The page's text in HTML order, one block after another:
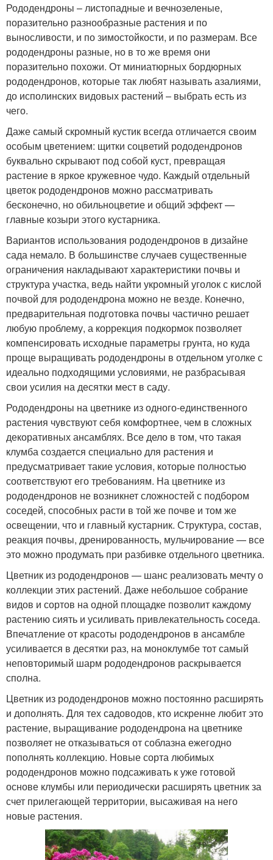
Рододендроны – листопадные и вечнозеленые,
поразительно разнообразные растения и по
выносливости, и по зимостойкости, и по размерам. Все
рододендроны разные, но в то же время они
поразительно похожи. От миниатюрных бордюрных
рододендронов, которые так любят называть азалиями,
до исполинских видовых растений – выбрать есть из
чего.
Даже самый скромный кустик всегда отличается своим
особым цветением: щитки соцветий рододендронов
буквально скрывают под собой куст, превращая
растение в яркое кружевное чудо. Каждый отдельный
цветок рододендронов можно рассматривать
бесконечно, но обильноцветие и общий эффект —
главные козыри этого кустарника.
Вариантов использования рододендронов в дизайне
сада немало. В большинстве случаев существенные
ограничения накладывают характеристики почвы и
структура участка, ведь найти укромный уголок с кислой
почвой для рододендрона можно не везде. Конечно,
предварительная подготовка почвы частично решает
любую проблему, а коррекция подкормок позволяет
компенсировать исходные параметры грунта, но куда
проще выращивать рододендроны в отдельном уголке с
идеально подходящими условиями, не разбрасывая
свои усилия на десятки мест в саду.
Рододендроны на цветнике из одного-единственного
растения чувствуют себя комфортнее, чем в сложных
декоративных ансамблях. Все дело в том, что такая
клумба создается специально для растения и
предусматривает такие условия, которые полностью
соответствуют его требованиям. На цветнике из
рододендронов не возникнет сложностей с подбором
соседей, способных расти в той же почве и том же
освещении, что и главный кустарник. Структура, состав,
реакция почвы, дренированность, мульчирование — все
это можно продумать при разбивке отдельного цветника.
Цветник из рододендронов — шанс реализовать мечту о
коллекции этих растений. Даже небольшое собрание
видов и сортов на одной площадке позволит каждому
растению сиять и усиливать привлекательность соседа.
Впечатление от красоты рододендронов в ансамбле
усиливается в десятки раз, на моноклумбе тот самый
неповторимый шарм рододендронов раскрывается
сполна.
Цветник из рододендронов можно постоянно расширять
и дополнять. Для тех садоводов, кто искренне любит это
растение, выращивание рододендрона на цветнике
позволяет не отказываться от соблазна ежегодно
пополнять коллекцию. Новые сорта любимых
рододендронов можно подсаживать к уже готовой
основе клумбы или периодически расширять цветник за
счет прилегающей территории, высаживая на него
новые растения.